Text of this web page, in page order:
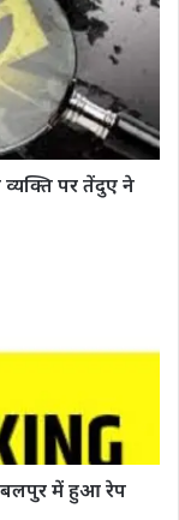
पर तेंदुए ने
में हुआ रेप